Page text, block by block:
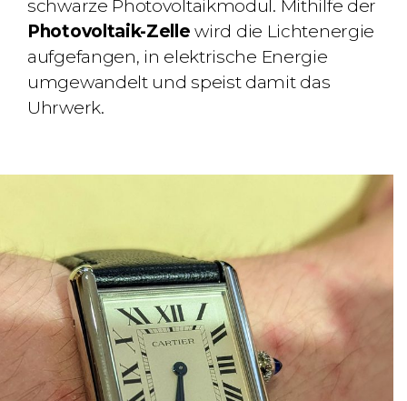
schwarze Photovoltaikmodul. Mithilfe der
Photovoltaik-Zelle wird die Lichtenergie
aufgefangen, in elektrische Energie
umgewandelt und speist damit das
Uhrwerk.